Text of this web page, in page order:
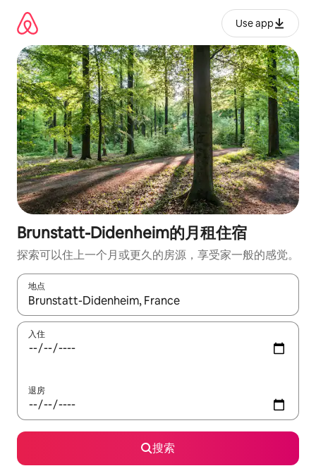
Use app
Brunstatt-Didenheim的月租住宿
探索可以住上一个月或更久的房源，享受家一般的感觉。
地点
如有搜索结果，请使用上下方向键查看，或通过点击或滑动手势
入住
退房
搜索